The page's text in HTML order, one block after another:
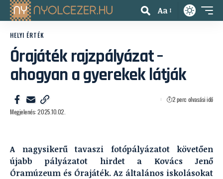
Aa
HELYI ÉRTÉK
Órajáték rajzpályázat –
ahogyan a gyerekek látják
Megjelenés: 2025.10.02.
2 perc olvasási idő
A nagysikerű tavaszi fotópályázatot követően
újabb pályázatot hirdet a Kovács Jenő
Óramúzeum és Órajáték. Az általános iskolásokat